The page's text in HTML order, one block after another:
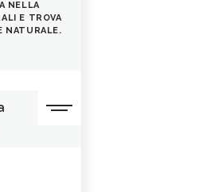
NELLA
E TROVA
NATURALE.